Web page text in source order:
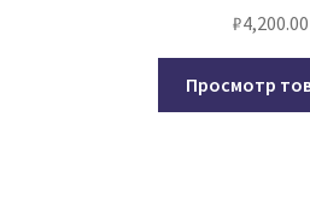
₽4,200.00
Просмотр